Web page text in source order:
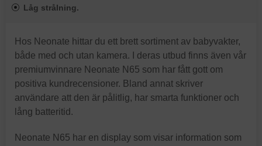
Låg strålning.
Hos Neonate hittar du ett brett sortiment av babyvakter,
både med och utan kamera. I deras utbud finns även vår
premiumvinnare Neonate N65 som har fått gott om
positiva kundrecensioner. Bland annat skriver
användare att den är pålitlig, har smarta funktioner och
lång batteritid.
Neonate N65 har en display som visar information som